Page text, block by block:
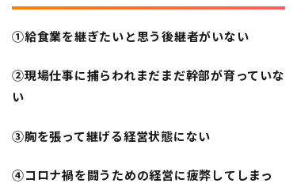
①給食業を継ぎたいと思う後継者がいない
②現場仕事に捕らわれまだまだ幹部が育っていな
い
③胸を張って継げる経営状態にない
④コロナ禍を闘うための経営に疲弊してしまっ